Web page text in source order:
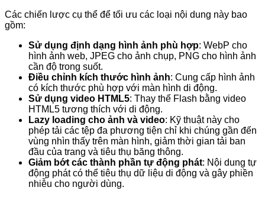
Các chiến lược cụ thể để tối ưu các loại nội dung này bao
gồm:
Sử dụng định dạng hình ảnh phù hợp: WebP cho
hình ảnh web, JPEG cho ảnh chụp, PNG cho hình ảnh
cần độ trong suốt.
Điều chỉnh kích thước hình ảnh: Cung cấp hình ảnh
có kích thước phù hợp với màn hình di động.
Sử dụng video HTML5: Thay thế Flash bằng video
HTML5 tương thích với di động.
Lazy loading cho ảnh và video: Kỹ thuật này cho
phép tải các tệp đa phương tiện chỉ khi chúng gần đến
vùng nhìn thấy trên màn hình, giảm thời gian tải ban
đầu của trang và tiêu thụ băng thông.
Giảm bớt các thành phần tự động phát: Nội dung tự
động phát có thể tiêu thụ dữ liệu di động và gây phiền
nhiễu cho người dùng.